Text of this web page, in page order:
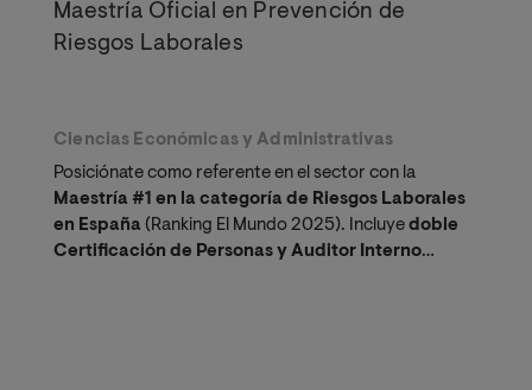
Maestría Oficial en Prevención de
Riesgos Laborales
Ciencias Económicas y Administrativas
Posiciónate como referente en el sector con la
Maestría #1 en la categoría de Riesgos Laborales
en España (Ranking El Mundo 2025). Incluyedoble
Certificación de Personas y Auditor Interno